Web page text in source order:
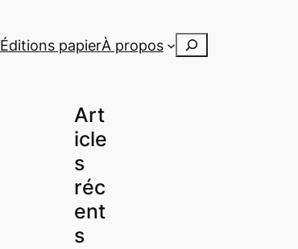
Éditions papierÀ propos Rechercher
Art
icle
s
réc
ent
s